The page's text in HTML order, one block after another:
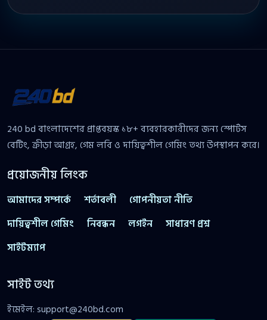
240 bd বাংলাদেশের প্রাপ্তবয়স্ক ১৮+ ব্যবহারকারীদের জন্য স্পোর্টস
বেটিং, ক্রীড়া আগ্রহ, গেম লবি ও দায়িত্বশীল গেমিং তথ্য উপস্থাপন করে।
প্রয়োজনীয় লিংক
আমাদের সম্পর্কে শর্তাবলী
গোপনীয়তা নীতি
দায়িত্বশীল গেমিং
নিবন্ধন লগইন
সাধারণ প্রশ্ন
সাইটম্যাপ
সাইট তথ্য
ইমেইল: support@240bd.com